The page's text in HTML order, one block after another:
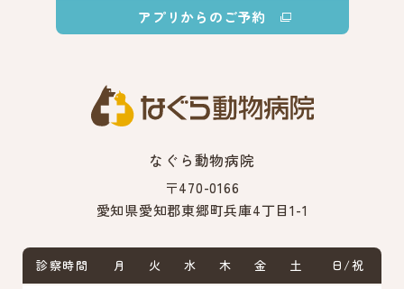
アプリからのご予約
なぐら動物病院
〒470-0166
愛知県愛知郡東郷町兵庫4丁目1-1
診察時間 月 火 水 木 金 土 日/祝